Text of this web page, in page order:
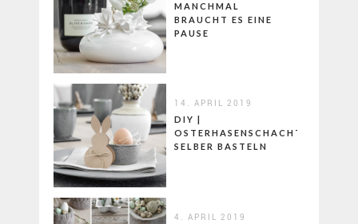
MANCHMAL
BRAUCHT ES EINE
PAUSE
14. APRIL 2019
DIY |
OSTERHASENSCHACHTELN
SELBER BASTELN
4. APRIL 2019